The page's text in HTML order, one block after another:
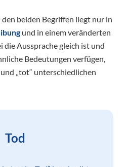
beiden Begriffen liegt nur in
und in einem veränderten
die Aussprache gleich ist und
Bedeutungen verfügen,
„tot“ unterschiedlichen
Tod